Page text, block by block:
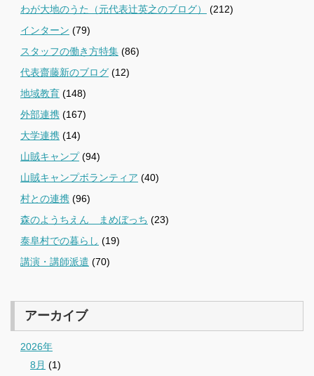
わが大地のうた（元代表辻英之のブログ）
(212)
インターン (79)
スタッフの働き方特集 (86)
代表齋藤新のブログ (12)
地域教育 (148)
外部連携 (167)
大学連携 (14)
山賊キャンプ(94)
山賊キャンプボランティア (40)
村との連携 (96)
森のようちえん まめぼっち (23)
泰阜村での暮らし (19)
講演・講師派遣 (70)
アーカイブ
2026年
8月 (1)